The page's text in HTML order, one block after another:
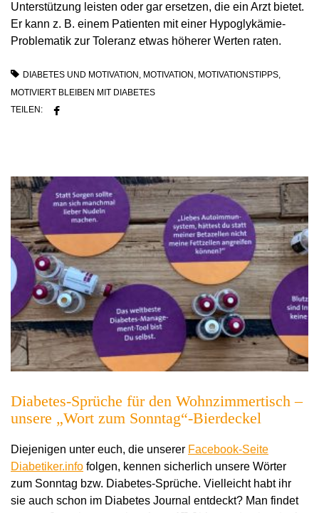
Unterstützung leisten oder gar ersetzen, die ein Arzt bietet.
Er kann z. B. einem Patienten mit einer Hypoglykämie-
Problematik zur Toleranz etwas höherer Werten raten.
DIABETES UND MOTIVATION , MOTIVATION , MOTIVATIONSTIPPS,
MOTIVIERT BLEIBEN MIT DIABETES
TEILEN:
Diabetes-Sprüche für den Wohnzimmertisch –
unsere „Wort zum Sonntag“-Bierdeckel
Diejenigen unter euch, die unserer Facebook-Seite
Diabetiker.info folgen, kennen sicherlich unsere Wörter
zum Sonntag bzw. Diabetes-Sprüche. Vielleicht habt ihr
sie auch schon im Diabetes Journal entdeckt? Man findet